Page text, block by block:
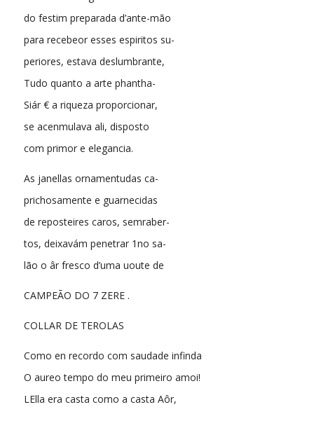
do festim preparada d’ante-mão
para recebeor esses espiritos su-
periores, estava deslumbrante,
Tudo quanto a arte phantha-
Siár € a riqueza proporcionar,
se acenmulava ali, disposto
com primor e elegancia.
As janellas ornamentudas ca-
prichosamente e guarnecidas
de reposteires caros, semraber-
tos, deixavám penetrar 1no sa-
lão o âr fresco d’uma uoute de
CAMPEÃO DO 7 ZERE .
COLLAR DE TEROLAS
Como en recordo com saudade infinda
O aureo tempo do meu primeiro amoi!
LElla era casta como a casta Aôr,